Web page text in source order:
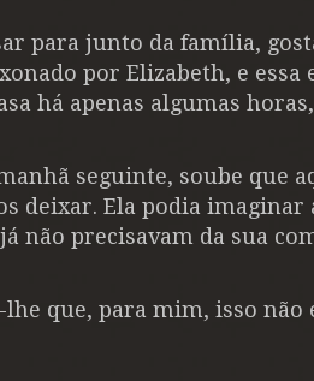
para junto da família,
por Elizabeth, e essa
há apenas algumas
seguinte, soube que
deixar. Ela podia imaginar
não precisavam da sua
que, para mim, isso não